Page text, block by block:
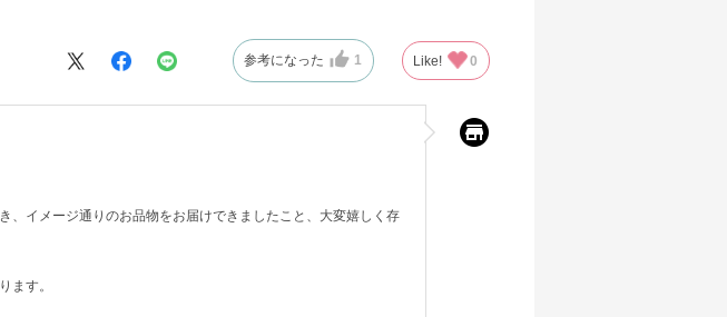
参考になった 1 Like! 0
、イメージ通りのお品物をお届けできましたこと、大変嬉しく存
ます。